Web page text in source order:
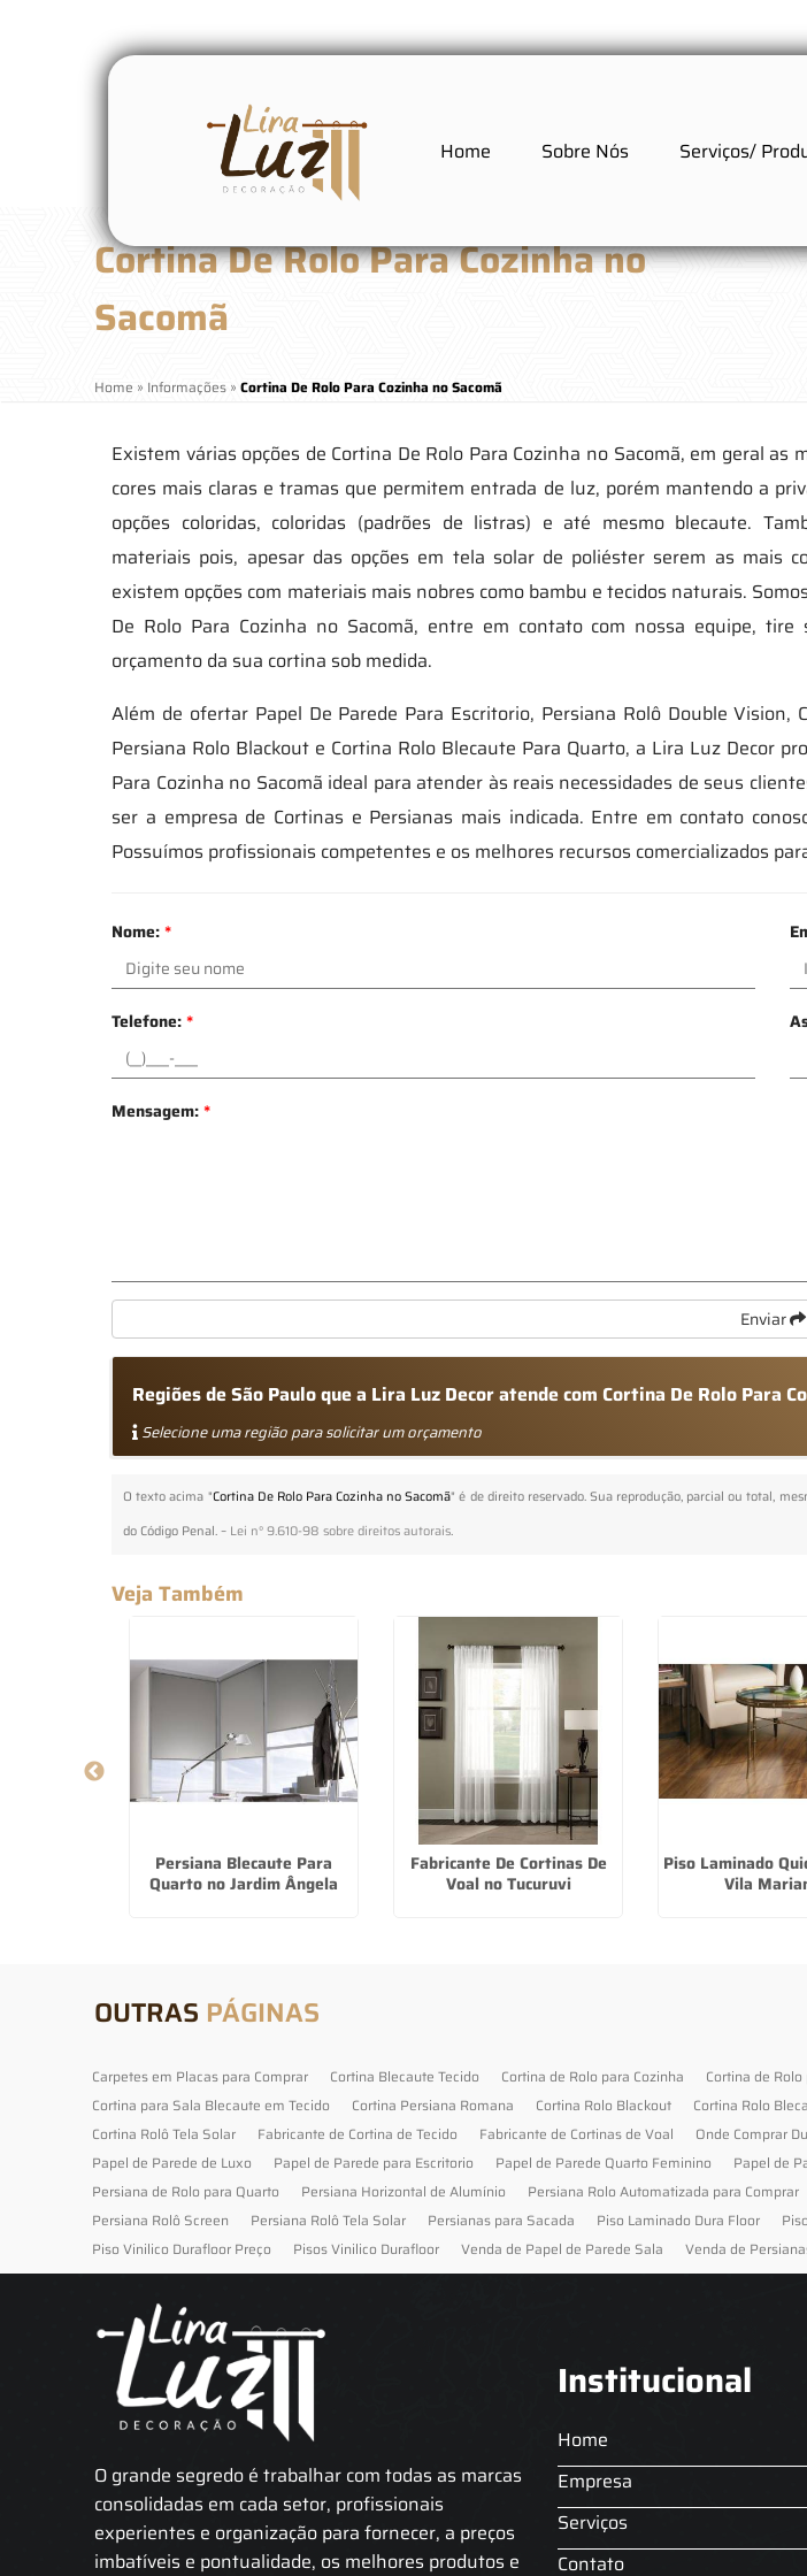
Home Sobre Nós Serviços/
Cortina De Rolo Para Cozinha no
Sacomã
Home » Informações »Cortina De Rolo Para Cozinha no Sacomã
Existem várias opções de Cortina De Rolo Para Cozinha no Sacomã, em geral as
cores mais claras e tramas que permitem entrada de luz, porém mantendo a
opções coloridas, coloridas (padrões de listras) e até mesmo blecaute.
materiais pois, apesar das opções em tela solar de poliéster serem as mais
existem opções com materiais mais nobres como bambu e tecidos naturais.
De Rolo Para Cozinha no Sacomã, entre em contato com nossa equipe,
orçamento da sua cortina sob medida.
Além de ofertar Papel De Parede Para Escritorio, Persiana Rolô Double Vision,
Persiana Rolo Blackout e Cortina Rolo Blecaute Para Quarto, a Lira Luz Decor
Para Cozinha no Sacomã ideal para atender às reais necessidades de seus
ser a empresa de Cortinas e Persianas mais indicada. Entre em contato
Possuímos profissionais competentes e os melhores recursos comercializados
Nome:*
Telefone:*
Mensagem:*
Enviar
Regiões de São Paulo que a Lira Luz Decor atende com Cortina De Rolo Para
Selecione uma região para solicitar um orçamento
O texto acima "Cortina De Rolo Para Cozinha no Sacomã" é de direito reservado. Sua reprodução, parcial ou total,
do Código Penal. – Lei n° 9.610-98 sobre direitos autorais.
Veja Também
Persiana Blecaute Para
Quarto no Jardim Ângela
Fabricante De Cortinas De
Voal no Tucuruvi
Piso Laminado
Vila
OUTRAS PÁGINAS
Carpetes em Placas para Comprar Cortina Blecaute Tecido Cortina de Rolo para Cozinha Cortina de
Cortina para Sala Blecaute em Tecido
Cortina Persiana Romana Cortina Rolo Blackout Cortina Rolo
Cortina Rolô Tela Solar
Fabricante de Cortina de Tecido Fabricante de Cortinas de Voal Onde Comprar
Papel de Parede de Luxo
Papel de Parede para Escritorio Papel de Parede Quarto Feminino Papel de
Persiana de Rolo para Quarto
Persiana Horizontal de Alumínio Persiana Rolo Automatizada para Comprar
Persiana Rolô Screen
Persiana Rolô Tela Solar Persianas para Sacada Piso Laminado Dura Floor
Piso Vinilico Durafloor Preço
Pisos Vinilico Durafloor Venda de Papel de Parede Sala Venda de
O grande segredo é trabalhar com todas as marcas
consolidadas em cada setor, profissionais
experientes e organização para fornecer, a preços
imbatíveis e pontualidade, os melhores produtos e
Institucional
Home
Empresa
Serviços
Contato